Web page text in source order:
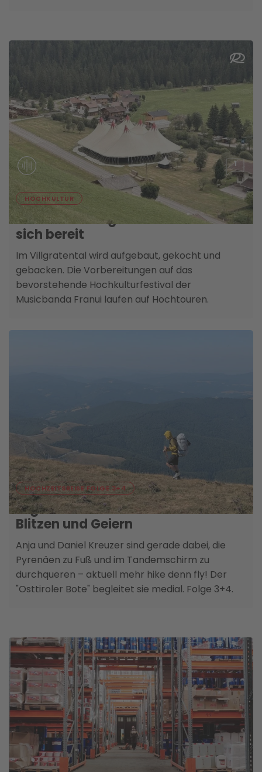
1
HOCHKULTUR 05. AUGUST
Franui und Villgratental machen
sich bereit
Im Villgratental wird aufgebaut, gekocht und
gebacken. Die Vorbereitungen auf das
bevorstehende Hochkulturfestival der
Musicbanda Franui laufen auf Hochtouren.
HOCHZEITSREISE FOLGE 3+4 05. AUGUST
Logbuch aus der Luft – Zwischen
Blitzen und Geiern
Anja und Daniel Kreuzer sind gerade dabei, die
Pyrenäen zu Fuß und im Tandemschirm zu
durchqueren – aktuell mehr hike denn fly! Der
"Osttiroler Bote" begleitet sie medial. Folge 3+4.